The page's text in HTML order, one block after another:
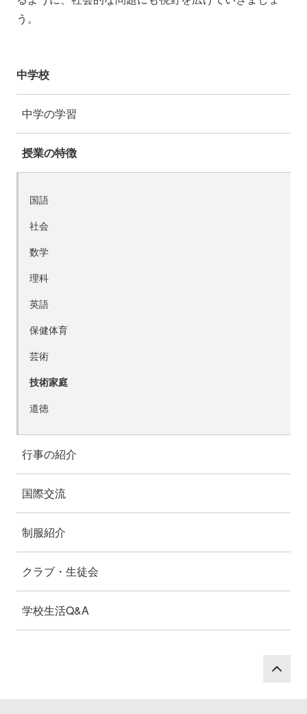
う。
中学校
中学の学習
授業の特徴
国語
社会
数学
理科
英語
保健体育
芸術
技術家庭
道徳
行事の紹介
国際交流
制服紹介
クラブ・生徒会
学校生活Q&A